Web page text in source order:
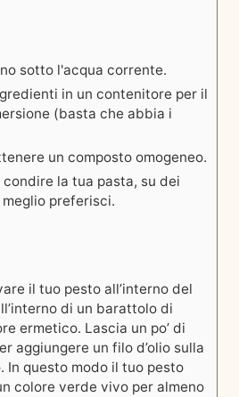
sotto l'acqua corrente.
in un contenitore per il
(basta che abbia i
un composto omogeneo.
condire la tua pasta, su dei
preferisci.
il tuo pesto all’interno del
di un barattolo di
ermetico. Lascia un po’ di
aggiungere un filo d’olio sulla
In questo modo il tuo pesto
colore verde vivo per almeno